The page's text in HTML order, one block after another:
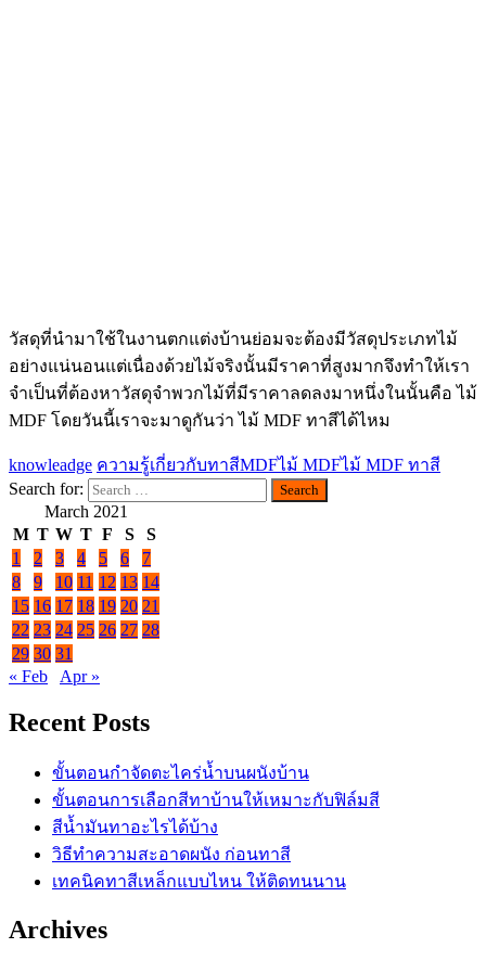
วัสดุที่นำมาใช้ในงานตกแต่งบ้านย่อมจะต้องมีวัสดุประเภทไม้
อย่างแน่นอนแต่เนื่องด้วยไม้จริงนั้นมีราคาที่สูงมากจึงทำให้เรา
จำเป็นที่ต้องหาวัสดุจำพวกไม้ที่มีราคาลดลงมาหนึ่งในนั้นคือ ไม้
MDF โดยวันนี้เราจะมาดูกันว่า ไม้ MDF ทาสีได้ไหม
knowleadge ความรู้เกี่ยวกับทาสีMDFไม้ MDFไม้ MDF ทาสี
Search for:
March 2021
M T W T F S
S
1
2 3 4 5 6
7
8
9 10 11 12 13 14
15 16 17 18 19 20 21
22 23 24 25 26 27 28
29 30 31
« Feb
Apr »
Recent Posts
ขั้นตอนกำจัดตะไคร่น้ำบนผนังบ้าน
ขั้นตอนการเลือกสีทาบ้านให้เหมาะกับฟิล์มสี
สีน้ำมันทาอะไรได้บ้าง
วิธีทำความสะอาดผนัง ก่อนทาสี
เทคนิคทาสีเหล็กแบบไหน ให้ติดทนนาน
Archives